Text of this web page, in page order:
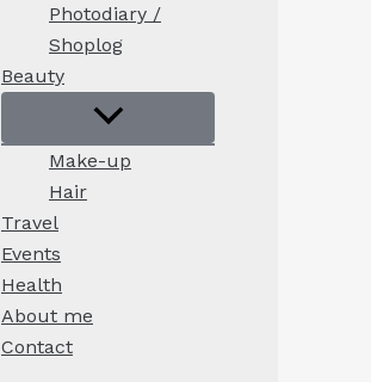
Photodiary /
Shoplog
Beauty
Make-up
Hair
Travel
Events
Health
About me
Contact